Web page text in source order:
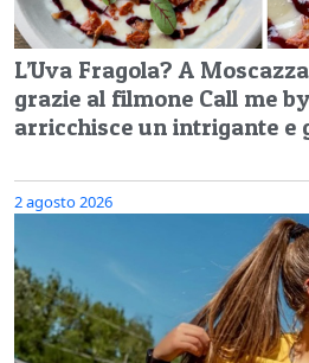
L’Uva Fragola? A
grazie al filmone Call me
arricchisce un intrigante e
2 agosto 2026